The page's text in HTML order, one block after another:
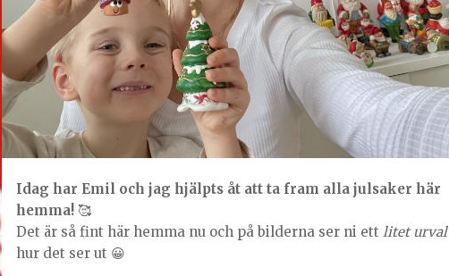
Idag har Emil och jag hjälpts åt att ta fram alla julsaker här
hemma! 🥰
Det är så fint här hemma nu och på bilderna ser ni ett litet urval
hur det ser ut 😀